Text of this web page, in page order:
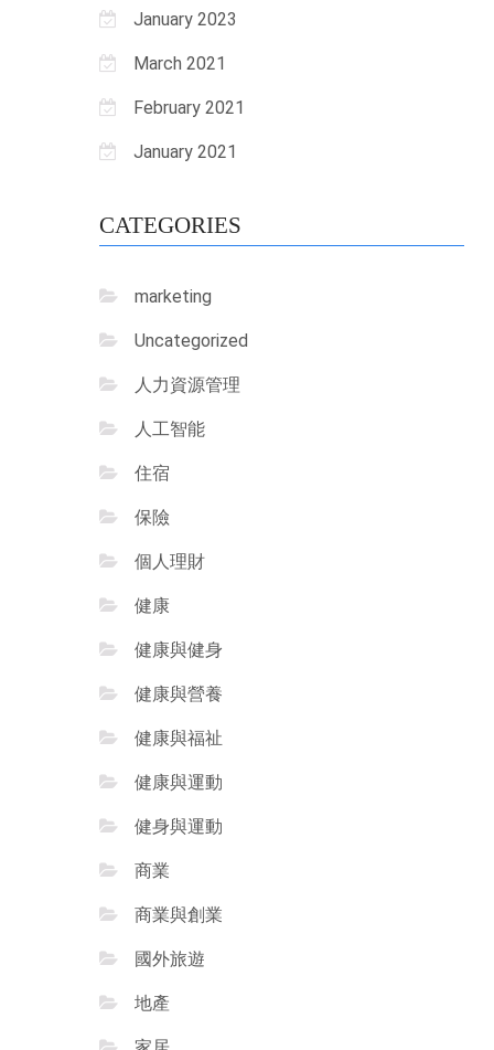
January 2023
March 2021
February 2021
January 2021
CATEGORIES
marketing
Uncategorized
人力資源管理
人工智能
住宿
保險
個人理財
健康
健康與健身
健康與營養
健康與福祉
健康與運動
健身與運動
商業
商業與創業
國外旅遊
地產